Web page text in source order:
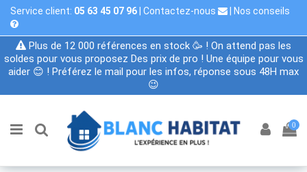
Service client: 05 63 45 07 96 Contactez-nous Nos conseils
Plus de 12 000 références en stock 🥳 ! On attend pas les
soldes pour vous proposez Des prix de pro ! Une équipe pour vous
aider 😊 ! Préférez le mail pour les infos, réponse sous 48H max
😉
0